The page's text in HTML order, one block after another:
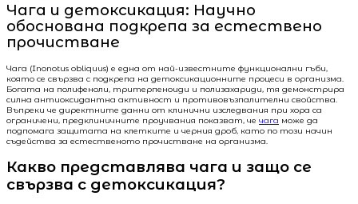
Чага и детоксикация: Научно
обоснована подкрепа за естествено
прочистване
Чага (Inonotus obliquus) е една от най-известните функционални гъби,
която се свързва с подкрепа на детоксикационните процеси в организма.
Богата на полифеноли, тритерпеноиди и полизахариди, тя демонстрира
силна антиоксидантна активност и противовъзпалителни свойства.
Въпреки че директните данни от клинични изследвания при хора са
ограничени, предклиничните проучвания показват, че чага може да
подпомага защитата на клетките и черния дроб, като по този начин
съдействa за естественото прочистване на организма.
Какво представлява чага и защо се
свързва с детоксикация?